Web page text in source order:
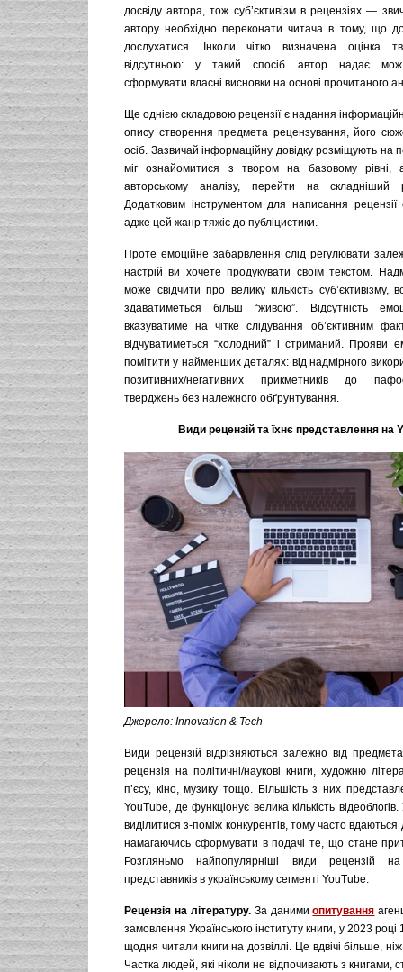
досвіду автора, тож суб’єктивізм в рецензіях —
автору необхідно переконати читача в тому, що
дослухатися. Інколи чітко визначена оцінка
відсутньою: у такий спосіб автор надає
сформувати власні висновки на основі прочитаного
Ще однією складовою рецензії є надання
опису створення предмета рецензування, його
осіб. Зазвичай інформаційну довідку розміщують на
міг ознайомитися з твором на базовому рівні,
авторському аналізу, перейти на складніший
Додатковим інструментом для написання рецензії
адже цей жанр тяжіє до публіцистики.
Проте емоційне забарвлення слід регулювати
настрій ви хочете продукувати своїм текстом.
може свідчити про велику кількість суб’єктивізму,
здаватиметься більш “живою”. Відсутність
вказуватиме на чітке слідування об’єктивним
відчуватиметься “холодний” і стриманий. Прояви
помітити у найменших деталях: від надмірного
позитивних/негативних прикметників до
тверджень без належного обґрунтування.
Види рецензій та їхнє представлення на
Джерело: Innovation & Tech
Види рецензій відрізняються залежно від
рецензія на політичні/наукові книги, художню
п’єсу, кіно, музику тощо. Більшість з них
YouTube, де функціонує велика кількість
виділитися з-поміж конкурентів, тому часто вдаються
намагаючись сформувати в подачі те, що стане
Розгляньмо найпопулярніші види рецензій на
представників в українському сегменті YouTube.
Рецензія на літературу.За данимиопитування
замовлення Українського інституту книги, у 2023
щодня читали книги на дозвіллі. Це вдвічі більше,
Частка людей, які ніколи не відпочивають з книгами,